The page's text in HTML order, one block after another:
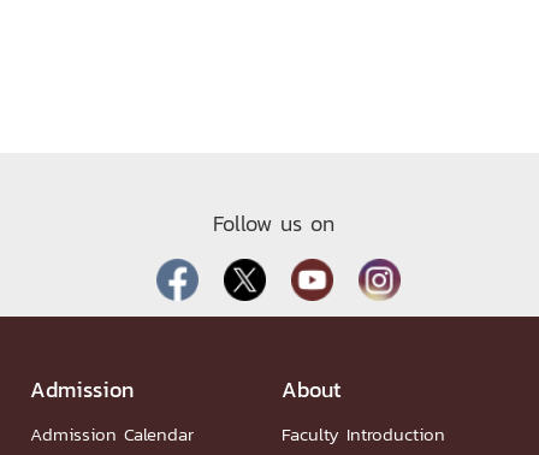
Follow us on
Admission
Admission Calendar
About
Faculty Introduction